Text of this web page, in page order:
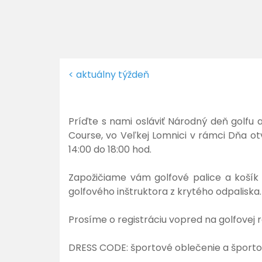
< aktuálny týždeň
Príďte s nami osláviť Národný deň golfu
Course, vo Veľkej Lomnici v rámci Dňa
14:00 do 18:00 hod.
Zapožičiame vám golfové palice a
golfového inštruktora z krytého
Prosíme o registráciu vopred na golfovej
DRESS CODE: športové oblečenie a